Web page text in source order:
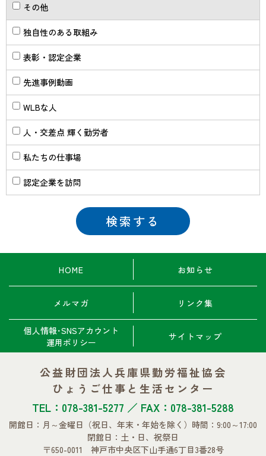
その他
独自性のある取組み
表彰・認定企業
先進事例動画
WLBな人
人・交差点 輝く勤労者
私たちの仕事場
認定企業を訪問
HOME お知らせ
メルマガ リンク集
個人情報･SNSアカウント
運用ポリシー
サイトマップ
公益財団法人兵庫県勤労福祉協会
ひょうご仕事と生活センター
TEL：078-381-5277 ／ FAX：078-381-5288
開館日：月～金曜日 （祝日、年末・年始を除く） 時間：9:00～17:00
閉館日：土・日、祝祭日
〒650-0011 神戸市中央区下山手通6丁目3番28号